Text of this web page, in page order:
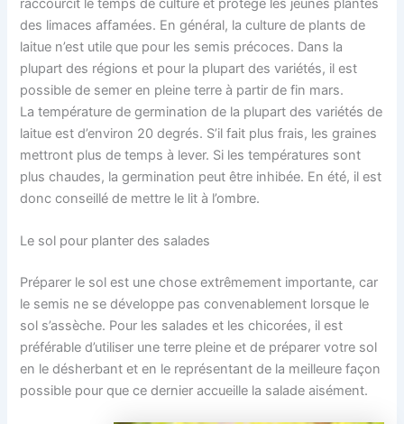
raccourcit le temps de culture et protège les jeunes plantes
des limaces affamées. En général, la culture de plants de
laitue n’est utile que pour les semis précoces. Dans la
plupart des régions et pour la plupart des variétés, il est
possible de semer en pleine terre à partir de fin mars.
La température de germination de la plupart des variétés de
laitue est d’environ 20 degrés. S’il fait plus frais, les graines
mettront plus de temps à lever. Si les températures sont
plus chaudes, la germination peut être inhibée. En été, il est
donc conseillé de mettre le lit à l’ombre.
Le sol pour planter des salades
Préparer le sol est une chose extrêmement importante, car
le semis ne se développe pas convenablement lorsque le
sol s’assèche. Pour les salades et les chicorées, il est
préférable d’utiliser une terre pleine et de préparer votre sol
en le désherbant et en le représentant de la meilleure façon
possible pour que ce dernier accueille la salade aisément.